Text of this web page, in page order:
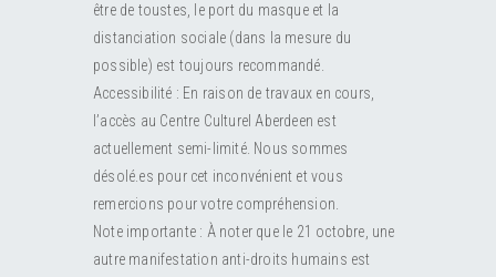
être de toustes, le port du masque et la
distanciation sociale (dans la mesure du
possible) est toujours recommandé.
Accessibilité : En raison de travaux en cours,
l’accès au Centre Culturel Aberdeen est
actuellement semi-limité. Nous sommes
désolé.es pour cet inconvénient et vous
remercions pour votre compréhension.
Note importante : À noter que le 21 octobre, une
autre manifestation anti-droits humains est